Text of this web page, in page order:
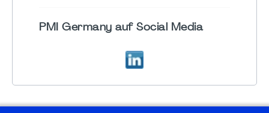
PMI Germany auf Social Media